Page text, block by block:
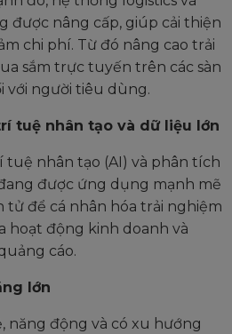
được nâng cấp, giúp cải thiện
chi phí. Từ đó nâng cao trải
sắm trực tuyến trên các sàn
với người tiêu dùng.
tuệ nhân tạo và dữ liệu lớn
tuệ nhân tạo (AI) và phân tích
được ứng dụng mạnh mẽ
để cá nhân hóa trải nghiệm
hoạt động kinh doanh và
cáo.
lớn
năng động và có xu hướng